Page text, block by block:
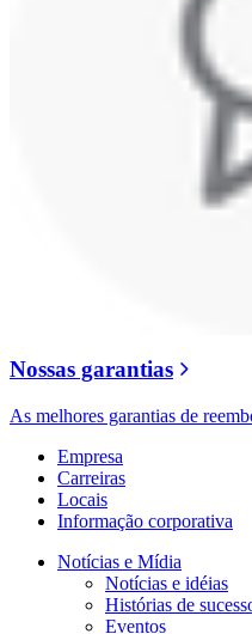
Nossas garantias
As melhores garantias de
Empresa
Carreiras
Locais
Informação corporativa
Notícias e Mídia
Notícias e idéias
Histórias de
Eventos